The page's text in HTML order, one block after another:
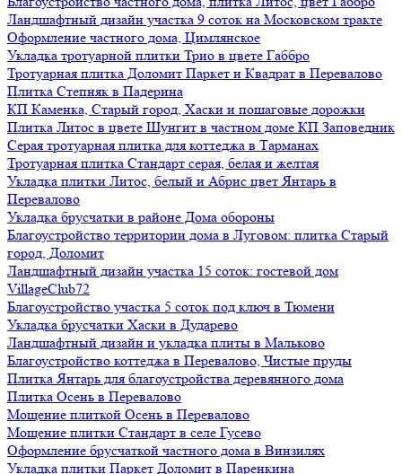
Ландшафтный дизайн участка 9 соток на Московском тракте
Оформление частного дома, Цимлянское
Укладка тротуарной плитки Трио в цвете Габбро
Тротуарная плитка Доломит Паркет и Квадрат в Перевалово
Плитка Степняк в Падерина
КП Каменка, Старый город, Хаски и пошаговые дорожки
Плитка Литос в цвете Шунгит в частном доме КП Заповедник
Серая тротуарная плитка для коттеджа в Тарманах
Тротуарная плитка Стандарт серая, белая и желтая
Укладка плитки Литос, белый и Абрис цвет Янтарь в
Перевалово
Укладка брусчатки в районе Дома обороны
Благоустройство территории дома в Луговом: плитка Старый
город, Доломит
Ландшафтный дизайн участка 15 соток: гостевой дом
VillageClub72
Благоустройство участка 5 соток под ключ в Тюмени
Укладка брусчатки Хаски в Дударево
Ландшафтный дизайн и укладка плиты в Мальково
Благоустройство коттеджа в Перевалово, Чистые пруды
Плитка Янтарь для благоустройства деревянного дома
Плитка Осень в Перевалово
Мощение плиткой Осень в Перевалово
Мощение плитки Стандарт в селе Гусево
Оформление брусчаткой частного дома в Винзилях
Укладка плитки Паркет Доломит в Паренкина